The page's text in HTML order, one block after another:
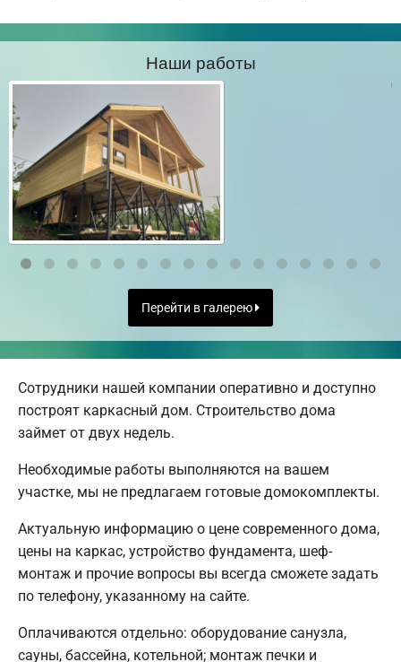
Наши работы
Перейти в галерею
Сотрудники нашей компании оперативно и доступно
построят каркасный дом. Строительство дома
займет от двух недель.
Необходимые работы выполняются на вашем
участке, мы не предлагаем готовые домокомплекты.
Актуальную информацию о цене современного дома,
цены на каркас, устройство фундамента, шеф-
монтаж и прочие вопросы вы всегда сможете задать
по телефону, указанному на сайте.
Оплачиваются отдельно: оборудование санузла,
сауны, бассейна, котельной; монтаж печки и